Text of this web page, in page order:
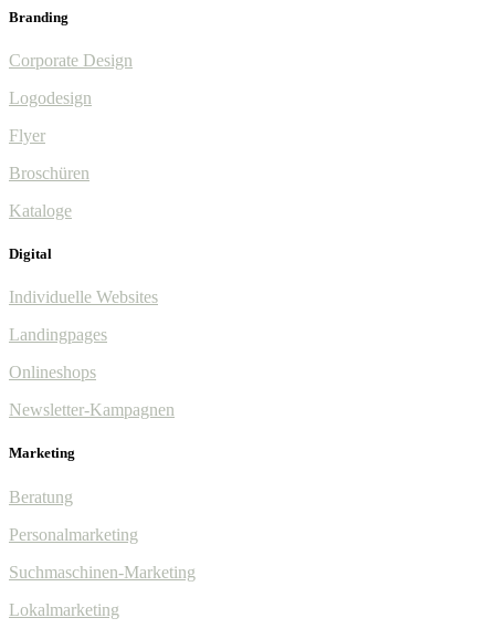
Branding
Corporate Design
Logodesign
Flyer
Broschüren
Kataloge
Digital
Individuelle Websites
Landingpages
Onlineshops
Newsletter-Kampagnen
Marketing
Beratung
Personalmarketing
Suchmaschinen-Marketing
Lokalmarketing